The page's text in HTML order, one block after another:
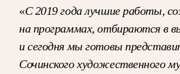
«С 2019 года лучшие работы,
на программах, отбираются в
и сегодня мы готовы
Сочинского художественного